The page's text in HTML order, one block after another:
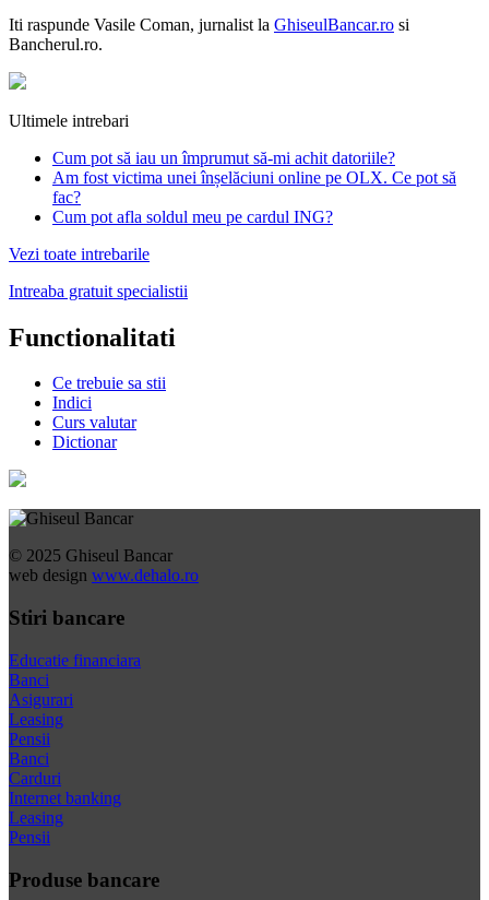
Iti raspunde Vasile Coman, jurnalist la GhiseulBancar.ro si
Bancherul.ro.
Ultimele intrebari
Cum pot să iau un împrumut să-mi achit datoriile?
Am fost victima unei înșelăciuni online pe OLX. Ce pot să
fac?
Cum pot afla soldul meu pe cardul ING?
Vezi toate intrebarile
Intreaba gratuit specialistii
Functionalitati
Ce trebuie sa stii
Indici
Curs valutar
Dictionar
© 2025 Ghiseul Bancar
web design www.dehalo.ro
Stiri bancare
Educatie financiara
Banci
Asigurari
Leasing
Pensii
Banci
Carduri
Internet banking
Leasing
Pensii
Produse bancare